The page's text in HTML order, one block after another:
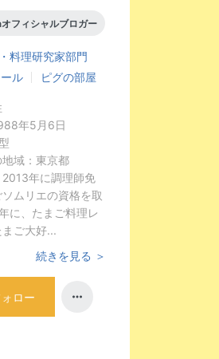
フィシャルブロガー
料理研究家部門
ル
ピグの部屋
年5月6日
域： 東京都
2013年に調理師免
ムリエの資格を取
に、たまご料理レ
ご大好...
続きを見る ＞
ロー